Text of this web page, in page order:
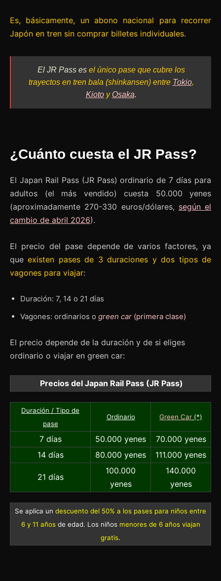
Es, básicamente, un abono nacional para recorrer
Japón en tren sin comprar billetes individuales.
El JR Pass es el único pase que cubre los
trayectos en tren bala (shinkansen) entre Tokio,
Kioto y Osaka.
¿Cuánto cuesta el JR Pass?
El Japan Rail Pass (JR Pass) ordinario de 7 días para
adultos (el más vendido) cuesta 50.000 yenes
(aproximadamente 270-330 euros/dólares, según el
cambio de abril 2026).
El precio del pase depende de varios factores, ya
queexisten pases de 3 duraciones y dos tipos de
vagones para viajar:
Duración: 7, 14 o 21 días
Vagones: ordinarios o green car (primera clase)
El precio depende de la duración y de si eliges
ordinario o viajar en green car:
Precios del Japan Rail Pass (JR Pass)
Duración / Tipo de
pase
Ordinario Green Car (*)
7 días 50.000 yenes
70.000 yenes
14 días
80.000 yenes 111.000 yenes
21 días
100.000
yenes
140.000
yenes
Se aplica un descuento del 50% a los pases para niños entre
6 y 11 añosde edad. Los niñosmenores de 6 años viajan
gratis.